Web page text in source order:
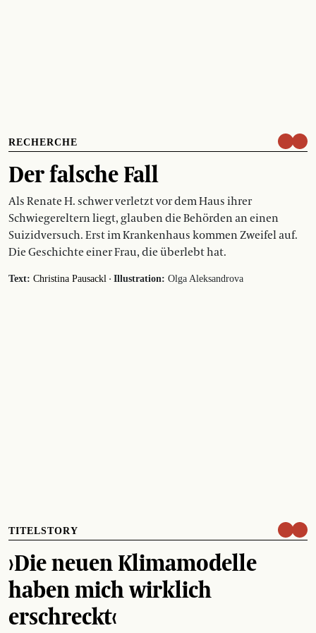
RECHERCHE
Der falsche Fall
Als Renate H. schwer verletzt vor dem Haus ihrer
Schwiegereltern liegt, glauben die Behörden an einen
Suizidversuch. Erst im Krankenhaus kommen Zweifel auf.
Die Geschichte einer Frau, die überlebt hat.
Text: Christina Pausackl · Illustration: Olga Aleksandrova
TITELSTORY
›Die neuen Klimamodelle
haben mich wirklich
erschreckt‹